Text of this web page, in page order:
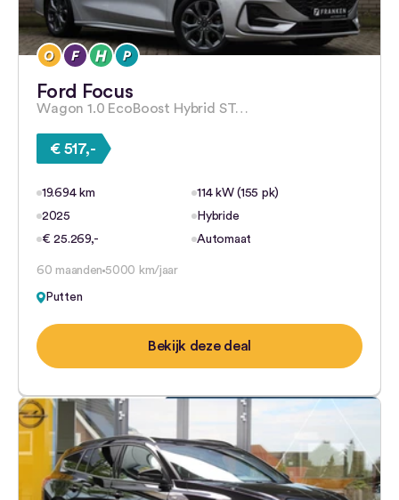
Ford Focus
Wagon 1.0 EcoBoost Hybrid ST…
€ 517,-
19.694 km
114 kW (155 pk)
2025
Hybride
€ 25.269,-
Automaat
60 maanden 5000 km/jaar
Putten
Bekijk deze deal